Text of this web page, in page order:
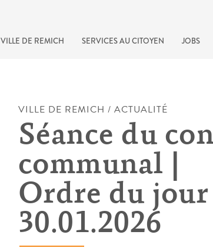
VILLE DE REMICH SERVICES AU CITOYEN JOBS
VILLE DE REMICH / ACTUALITÉ
Séance du
communal |
Ordre du jour
30.01.2026